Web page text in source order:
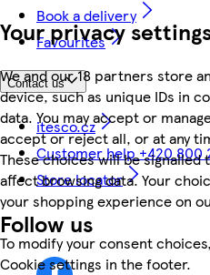
Your privacy
We and our 18 partners store
device, such as unique IDs in
data. You may accept or
accept or reject all, or at any
These choices will be
affect browsing data. Your
your shopping experience on
To modify your consent
Cookie settings in the footer.
Book a delivery
Favourites
Contact us
itesco.cz
Customer help +420 800
Store locator
Follow us